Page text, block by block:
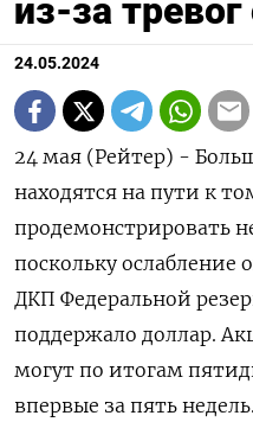
из-за тревог
24.05.2024
24 мая (Рейтер) -
находятся на пути к
продемонстрировать
поскольку
ДКП Федеральной
поддержало доллар.
могут по итогам
впервые за пять недель.